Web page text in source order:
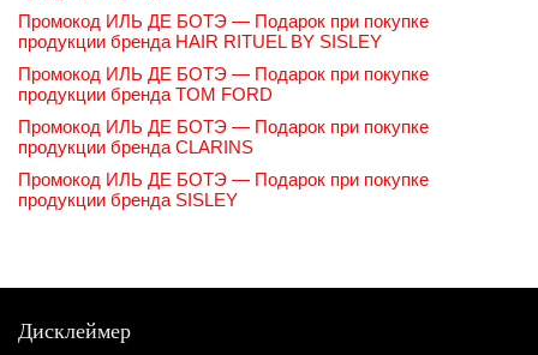
Промокод ИЛЬ ДЕ БОТЭ — Подарок при покупке
продукции бренда HAIR RITUEL BY SISLEY
Промокод ИЛЬ ДЕ БОТЭ — Подарок при покупке
продукции бренда TOM FORD
Промокод ИЛЬ ДЕ БОТЭ — Подарок при покупке
продукции бренда CLARINS
Промокод ИЛЬ ДЕ БОТЭ — Подарок при покупке
продукции бренда SISLEY
Дисклеймер